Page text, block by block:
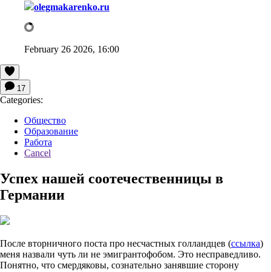
olegmakarenko.ru
February 26 2026, 16:00
17
Categories:
Общество
Образование
Работа
Cancel
Успех нашей соотечественницы в
Германии
После вторничного поста про несчастных голландцев (ссылка)
меня назвали чуть ли не эмигрантофобом. Это несправедливо.
Понятно, что смердяковы, сознательно занявшие сторону